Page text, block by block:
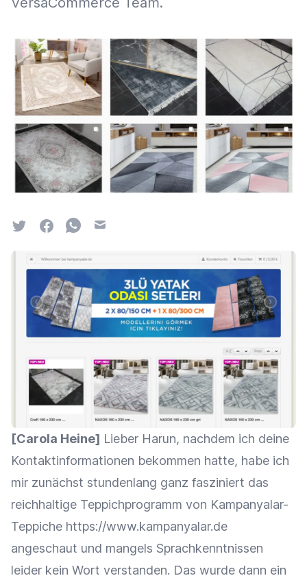
TwitterFacebookWhatsapp
Email
[Carola Heine] Lieber Harun, nachdem ich deine
Kontaktinformationen bekommen hatte, habe ich
mir zunächst stundenlang ganz fasziniert das
reichhaltige Teppichprogramm von Kampanyalar-
Teppiche https://www.kampanyalar.de
angeschaut und mangels Sprachkenntnissen
leider kein Wort verstanden. Das wurde dann ein